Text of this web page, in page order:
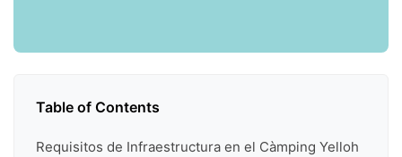
Table of Contents
Requisitos de Infraestructura en el Càmping Yelloh